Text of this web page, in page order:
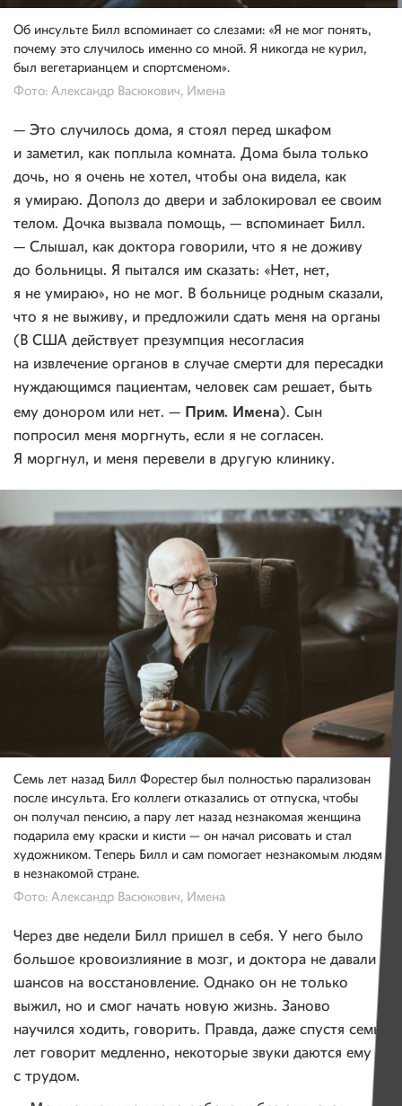
Об инсульте Билл вспоминает со слезами: «Я не мог понять,
почему это случилось именно со мной. Я никогда не курил,
был вегетарианцем и спортсменом».
Фото: Александр Васюкович, Имена
— Это случилось дома, я стоял перед шкафом
и заметил, как поплыла комната. Дома была только
дочь, но я очень не хотел, чтобы она видела, как
я умираю. Дополз до двери и заблокировал ее своим
телом. Дочка вызвала помощь, — вспоминает Билл.
— Слышал, как доктора говорили, что я не доживу
до больницы. Я пытался им сказать: «Нет, нет,
я не умираю», но не мог. В больнице родным сказали,
что я не выживу, и предложили сдать меня на органы
( В США действует презумпция несогласия
на извлечение органов в случае смерти для пересадки
нуждающимся пациентам, человек сам решает, быть
ему донором или нет. — Прим. Имена). Сын
попросил меня моргнуть, если я не согласен.
Я моргнул, и меня перевели в другую клинику.
Семь лет назад Билл Форестер был полностью парализован
после инсульта. Его коллеги отказались от отпуска, чтобы
он получал пенсию, а пару лет назад незнакомая женщина
подарила ему краски и кисти — он начал рисовать и стал
художником. Теперь Билл и сам помогает незнакомым людям
в незнакомой стране.
Фото: Александр Васюкович, Имена
Через две недели Билл пришел в себя. У него было
большое кровоизлияние в мозг, и доктора не давали
шансов на восстановление. Однако он не только
выжил, но и смог начать новую жизнь. Заново
научился ходить, говорить. Правда, даже спустя семь
лет говорит медленно, некоторые звуки даются ему
с трудом.